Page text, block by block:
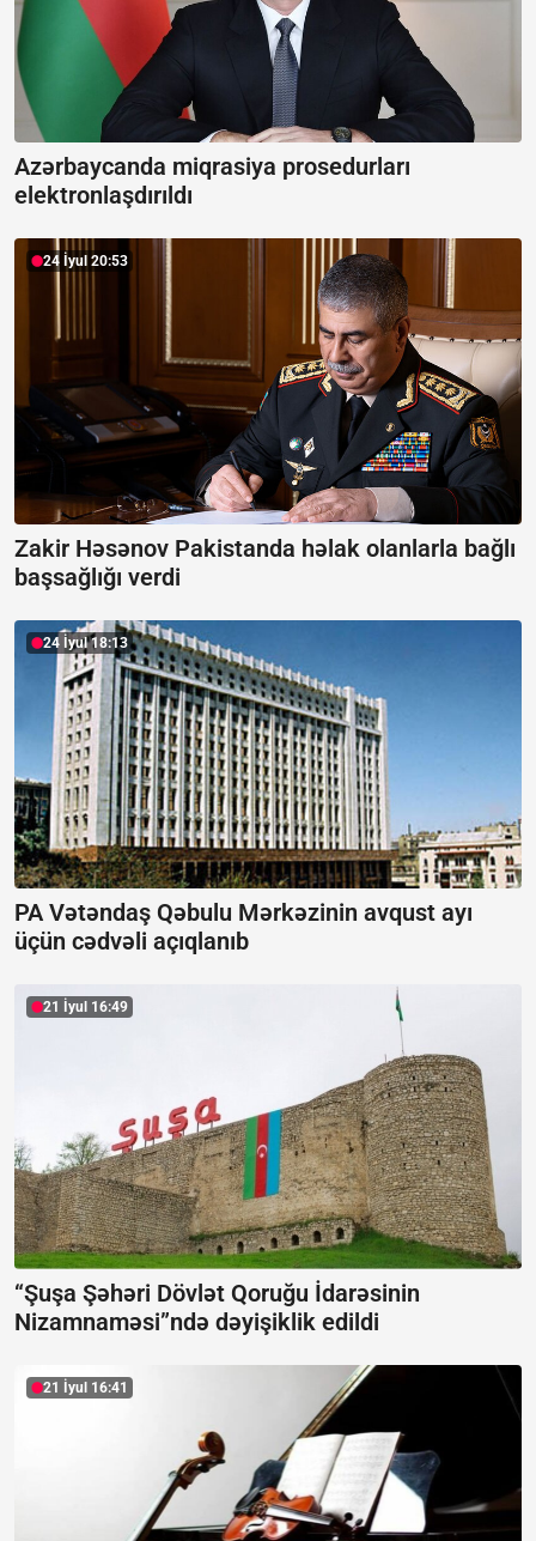
Azərbaycanda miqrasiya prosedurları
elektronlaşdırıldı
24 İyul 20:53
Zakir Həsənov Pakistanda həlak olanlarla bağlı
başsağlığı verdi
24 İyul 18:13
PA Vətəndaş Qəbulu Mərkəzinin avqust ayı
üçün cədvəli açıqlanıb
21 İyul 16:49
“Şuşa Şəhəri Dövlət Qoruğu İdarəsinin
Nizamnaməsi”ndə dəyişiklik edildi
21 İyul 16:41